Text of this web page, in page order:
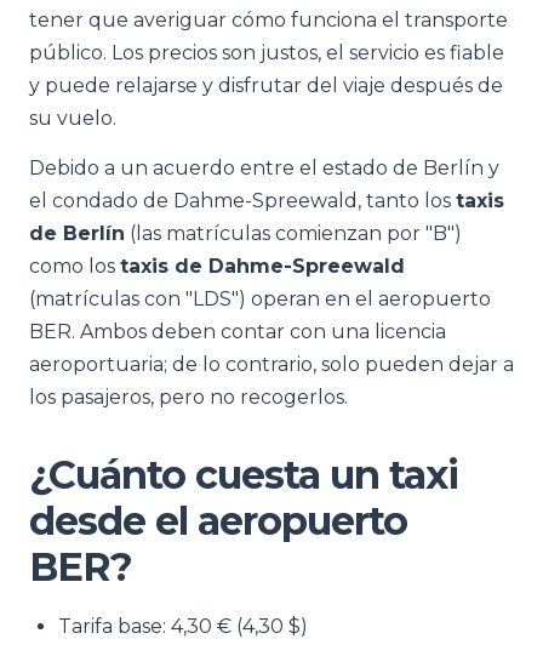
tener que averiguar cómo funciona el transporte
público. Los precios son justos, el servicio es fiable
y puede relajarse y disfrutar del viaje después de
su vuelo.
Debido a un acuerdo entre el estado de Berlín y
el condado de Dahme-Spreewald, tanto los taxis
de Berlín (las matrículas comienzan por "B")
como los taxis de Dahme-Spreewald
(matrículas con "LDS") operan en el aeropuerto
BER. Ambos deben contar con una licencia
aeroportuaria; de lo contrario, solo pueden dejar a
los pasajeros, pero no recogerlos.
¿Cuánto cuesta un taxi
desde el aeropuerto
BER?
Tarifa base: 4,30 € (4,30 $)